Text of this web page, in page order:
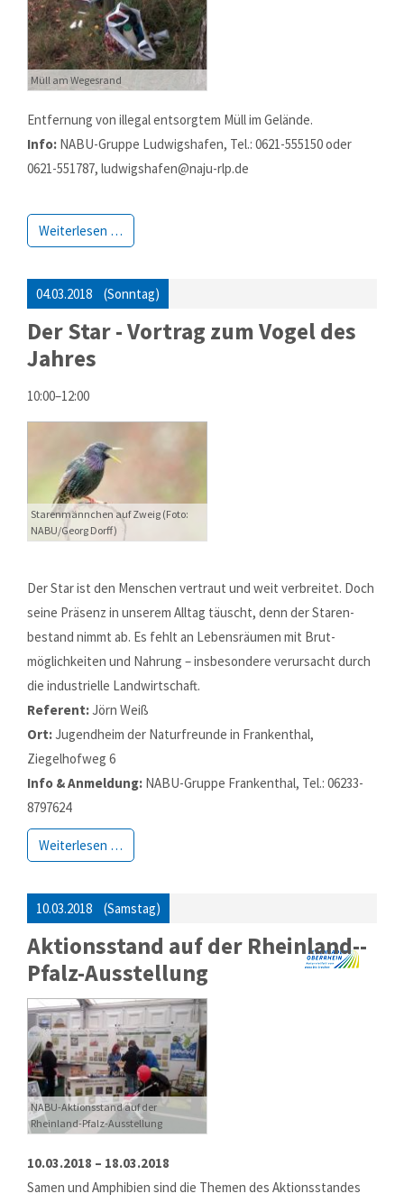
Müll am Wegesrand
Entfernung von illegal entsorgtem Müll im Gelände.
Info: NABU-Gruppe Ludwigshafen, Tel.: 0621-555150 oder
0621-551787, ludwigshafen@naju-rlp.de
Weiterlesen …
04.03.2018 (Sonntag)
Der Star - Vortrag zum Vogel des
Jahres
10:00–12:00
Starenmännchen auf Zweig (Foto:
NABU/Georg Dorff)
Der Star ist den Menschen vertraut und weit verbreitet. Doch
seine Präsenz in unserem Alltag täuscht, denn der Staren­
bestand nimmt ab. Es fehlt an Lebens­räumen mit Brut­
möglich­keiten und Nahrung – insbe­sondere verur­sacht durch
die industrielle Land­wirtschaft.
Referent:Jörn Weiß
Ort:Jugendheim der Naturfreunde in Frankenthal,
Ziegelhofweg 6
Info & Anmeldung: NABU-Gruppe Frankenthal, Tel.: 06233-
8797624
Weiterlesen …
10.03.2018 (Samstag)
Aktionsstand auf der Rhein­land-­
Pfalz-­Aus­stel­lung
NABU-Aktionsstand auf der
Rheinland-Pfalz-Ausstellung
10.03.2018 – 18.03.2018
Samen und Amphibien sind die The­men des Aktions­standes